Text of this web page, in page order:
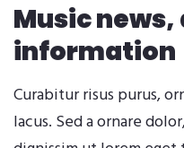
Music
information
Curabitur risus purus,
lacus. Sed a ornare